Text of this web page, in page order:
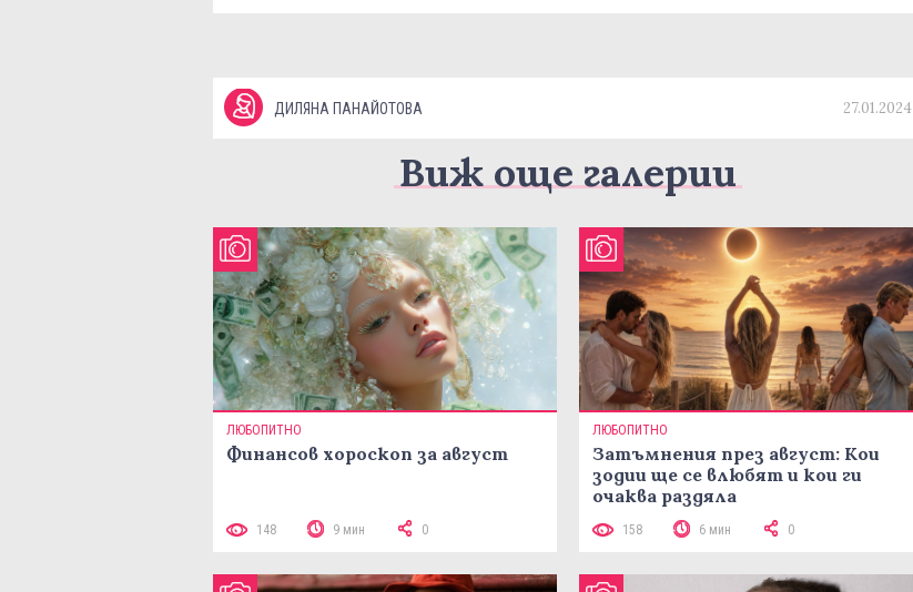
ДИЛЯНА ПАНАЙОТОВА 27.01.2024
Виж още галерии
ЛЮБОПИТНО
Финансов хороскоп за август
148 9 мин 0
ЛЮБОПИТНО
Затъмнения през август: Кои
зодии ще се влюбят и кои ги
очаква раздяла
158 6 мин 0